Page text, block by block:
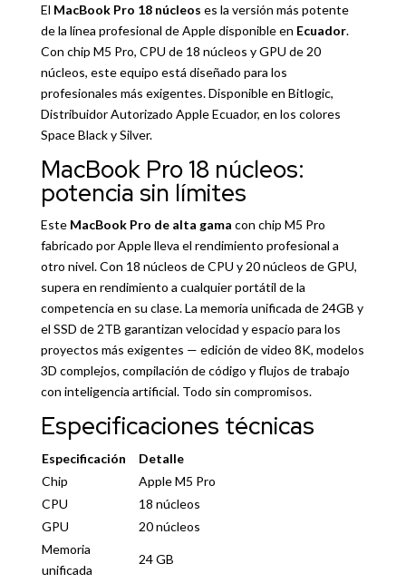
El MacBook Pro 18 núcleos es la versión más potente
de la línea profesional de Apple disponible en Ecuador.
Con chip M5 Pro, CPU de 18 núcleos y GPU de 20
núcleos, este equipo está diseñado para los
profesionales más exigentes. Disponible en Bitlogic,
Distribuidor Autorizado Apple Ecuador, en los colores
Space Black y Silver.
MacBook Pro 18 núcleos:
potencia sin límites
Este MacBook Pro de alta gama con chip M5 Pro
fabricado porApplelleva el rendimiento profesional a
otro nivel. Con 18 núcleos de CPU y 20 núcleos de GPU,
supera en rendimiento a cualquier portátil de la
competencia en su clase. La memoria unificada de 24GB y
el SSD de 2TB garantizan velocidad y espacio para los
proyectos más exigentes — edición de video 8K, modelos
3D complejos, compilación de código y flujos de trabajo
con inteligencia artificial. Todo sin compromisos.
Especificaciones técnicas
Especificación
Detalle
Chip
Apple M5 Pro
CPU
18 núcleos
GPU
20 núcleos
Memoria
unificada
24 GB